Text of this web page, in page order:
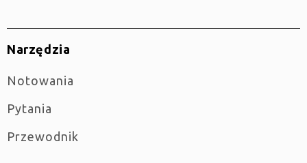
Narzędzia
Notowania
Pytania
Przewodnik